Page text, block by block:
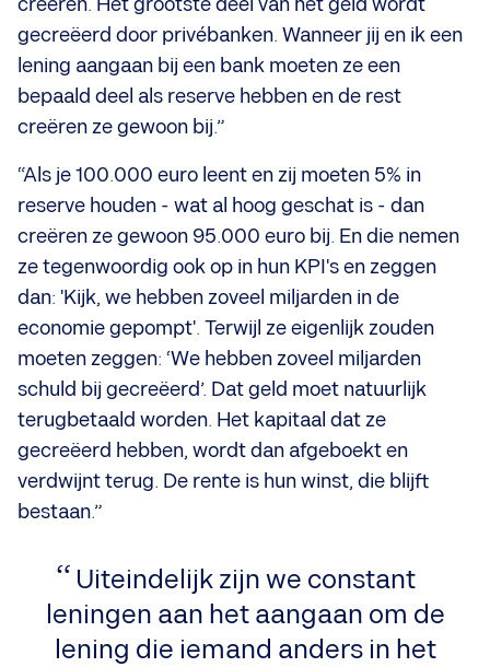
creëren. Het grootste deel van het geld wordt
gecreëerd door privébanken. Wanneer jij en ik een
lening aangaan bij een bank moeten ze een
bepaald deel als reserve hebben en de rest
creëren ze gewoon bij.”
“Als je 100.000 euro leent en zij moeten 5% in
reserve houden - wat al hoog geschat is - dan
creëren ze gewoon 95.000 euro bij. En die nemen
ze tegenwoordig ook op in hun KPI's en zeggen
dan: 'Kijk, we hebben zoveel miljarden in de
economie gepompt'. Terwijl ze eigenlijk zouden
moeten zeggen: ‘We hebben zoveel miljarden
schuld bij gecreëerd’. Dat geld moet natuurlijk
terugbetaald worden. Het kapitaal dat ze
gecreëerd hebben, wordt dan afgeboekt en
verdwijnt terug. De rente is hun winst, die blijft
bestaan.”
Uiteindelijk zijn we constant
leningen aan het aangaan om de
lening die iemand anders in het